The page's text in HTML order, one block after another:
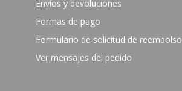
Envíos y devoluciones
Formas de pago
Formulario de solicitud de reembolso
Ver mensajes del pedido